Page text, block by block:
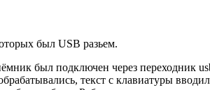
был USB разьем.
был подключен через переходник
текст с клавиатуры